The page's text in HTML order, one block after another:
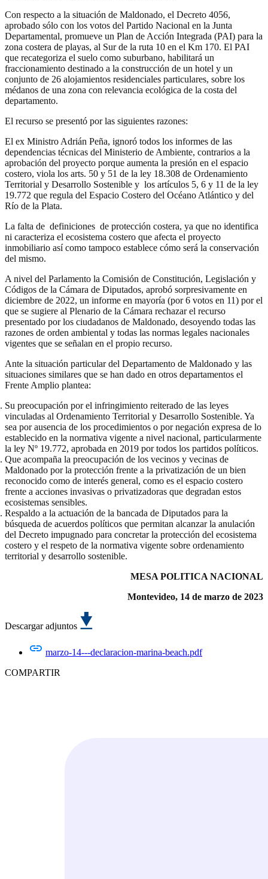
Con respecto a la situación de Maldonado, el Decreto 4056,
aprobado sólo con los votos del Partido Nacional en la Junta
Departamental, promueve un Plan de Acción Integrada (PAI) para la
zona costera de playas, al Sur de la ruta 10 en el Km 170. El PAI
que recategoriza el suelo como suburbano, habilitará un
fraccionamiento destinado a la construcción de un hotel y un
conjunto de 26 alojamientos residenciales particulares, sobre los
médanos de una zona con relevancia ecológica de la costa del
departamento.
El recurso se presentó por las siguientes razones:
El ex Ministro Adrián Peña, ignoró todos los informes de las
dependencias técnicas del Ministerio de Ambiente, contrarios a la
aprobación del proyecto porque aumenta la presión en el espacio
costero, viola los arts. 50 y 51 de la ley 18.308 de Ordenamiento
Territorial y Desarrollo Sostenible y los artículos 5, 6 y 11 de la ley
19.772 que regula del Espacio Costero del Océano Atlántico y del
Río de la Plata.
La falta de definiciones de protección costera, ya que no identifica
ni caracteriza el ecosistema costero que afecta el proyecto
inmobiliario así como tampoco establece cómo será la conservación
del mismo.
A nivel del Parlamento la Comisión de Constitución, Legislación y
Códigos de la Cámara de Diputados, aprobó sorpresivamente en
diciembre de 2022, un informe en mayoría (por 6 votos en 11) por el
que se sugiere al Plenario de la Cámara rechazar el recurso
presentado por los ciudadanos de Maldonado, desoyendo todas las
razones de orden ambiental y todas las normas legales nacionales
vigentes que se señalan en el propio recurso.
Ante la situación particular del Departamento de Maldonado y las
situaciones similares que se han dado en otros departamentos el
Frente Amplio plantea:
Su preocupación por el infringimiento reiterado de las leyes
vinculadas al Ordenamiento Territorial y Desarrollo Sostenible. Ya
sea por ausencia de los procedimientos o por negación expresa de lo
establecido en la normativa vigente a nivel nacional, particularmente
la ley Nº 19.772, aprobada en 2019 por todos los partidos políticos.
Que acompaña la preocupación de los vecinos y vecinas de
Maldonado por la protección frente a la privatización de un bien
reconocido como de interés general, como es el espacio costero
frente a acciones invasivas o privatizadoras que degradan estos
ecosistemas sensibles.
Respaldo a la actuación de la bancada de Diputados para la
búsqueda de acuerdos políticos que permitan alcanzar la anulación
del Decreto impugnado para concretar la protección del ecosistema
costero y el respeto de la normativa vigente sobre ordenamiento
territorial y desarrollo sostenible.
MESA POLITICA NACIONAL
Montevideo, 14 de marzo de 2023
Descargar adjuntos
marzo-14---declaracion-marina-beach.pdf
COMPARTIR